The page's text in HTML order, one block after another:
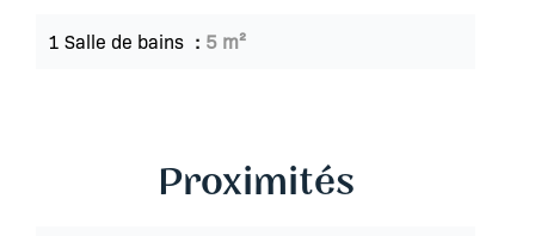
1 Salle de bains 5 m²
Proximités